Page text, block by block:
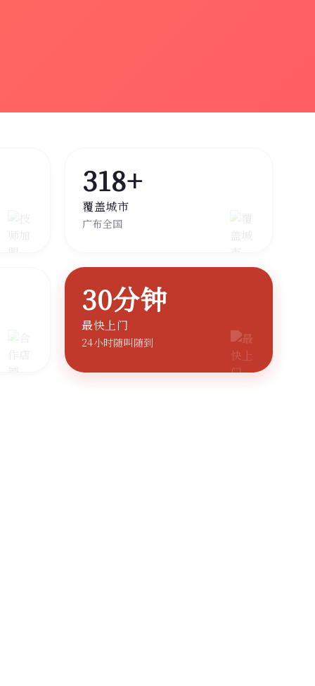
318+
覆盖城市
广布全国
30分钟
最快上门
24小时随叫随到